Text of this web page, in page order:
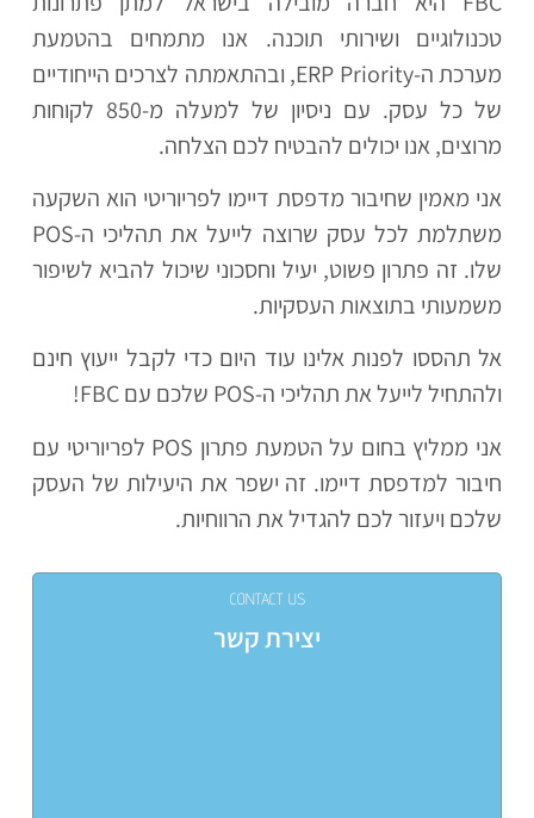
טכנולוגיים ושירותי תוכנה. אנו מתמחים בהטמעת
מערכת ה-ERP Priority, ובהתאמתה לצרכים הייחודיים
של כל עסק. עם ניסיון של למעלה מ-850 לקוחות
מרוצים, אנו יכולים להבטיח לכם הצלחה.
אני מאמין שחיבור מדפסת דיימו לפריוריטי הוא השקעה
משתלמת לכל עסק שרוצה לייעל את תהליכי ה-POS
שלו. זה פתרון פשוט, יעיל וחסכוני שיכול להביא לשיפור
משמעותי בתוצאות העסקיות.
אל תהססו לפנות אלינו עוד היום כדי לקבל ייעוץ חינם
ולהתחיל לייעל את תהליכי ה-POS שלכם עם FBC!
אני ממליץ בחום על הטמעת פתרון POS לפריוריטי עם
חיבור למדפסת דיימו. זה ישפר את היעילות של העסק
שלכם ויעזור לכם להגדיל את הרווחיות.
CONTACT US
יצירת קשר